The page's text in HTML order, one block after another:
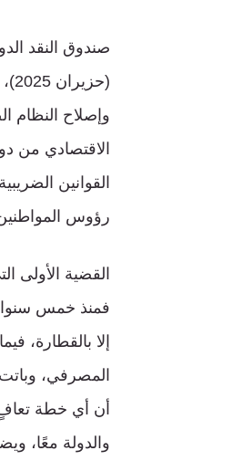
صندوق النقد
وإصلاح النظام
الاقتصادي من
القوانين
رؤوس
القضية الأولى
فمنذ خمس سنوات
إلا بالقطارة،
المصرفي،
أن أي خطة تعافٍ
والدولة معًا،